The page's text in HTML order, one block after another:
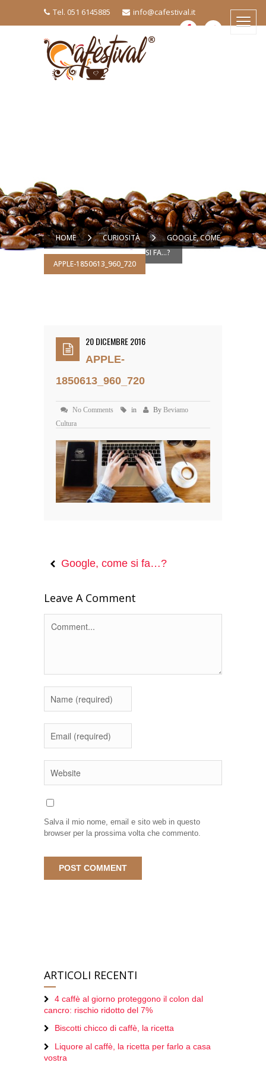
Tel. 051 6145885 info@cafestival.it
HOME CURIOSITÀ
GOOGLE, COME
SI FA…?
APPLE-1850613_960_720
20 DICEMBRE 2016
APPLE-
1850613_960_720
No Comments in By Beviamo
Cultura
Google, come si fa…?
Leave A Comment
Salva il mio nome, email e sito web in questo
browser per la prossima volta che commento.
ARTICOLI RECENTI
4 caffè al giorno proteggono il colon dal
cancro: rischio ridotto del 7%
Biscotti chicco di caffè, la ricetta
Liquore al caffè, la ricetta per farlo a casa
vostra